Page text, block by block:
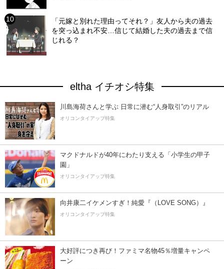
「元嫁と別れた理由ってそれ？」友人から夫の過去
を突っ込まれ不安…信じて結婚した夫の過去まで信
じれる？
eltha イチオシ特集
川島海荷さんと学ぶ 日常に潜む“人身取引”のリアル
オリコンタイアップ特集
マクドナルドが40年にわたり支える「小学生の甲子
園」
オリコンタイアップ特集
向井康二イケメンすぎ！純愛『（LOVE SONG）』
オリコンタイアップ特集
大好評につき再び！ファミマ名物45％増量キャンペ
ーン